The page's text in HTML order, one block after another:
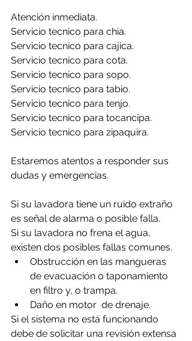
Atención inmediata.
Servicio tecnico para chia.
Servicio tecnico para cajica.
Servicio tecnico para cota.
Servicio tecnico para sopo.
Servicio tecnico para tabio.
Servicio tecnico para tenjo.
Servicio tecnico para tocancipa.
Servicio tecnico para zipaquira.
Estaremos atentos a responder sus
dudas y emergencias.
Si su lavadora tiene un ruido extraño
es señal de alarma o posible falla.
Si su lavadora no frena el agua,
existen dos posibles fallas comunes.
Obstrucción en las mangueras
de evacuación o taponamiento
en filtro y, o trampa.
Daño en motor  de drenaje.
Si el sistema no está funcionando
debe de solicitar una revisión extensa